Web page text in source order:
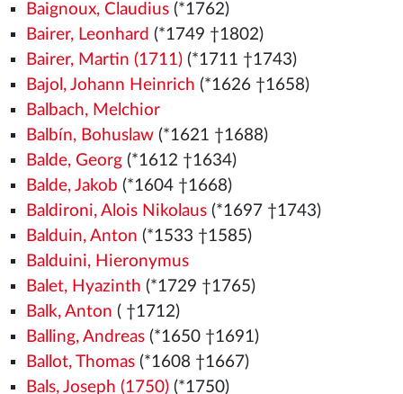
Baignoux, Claudius(*1762)
Bairer, Leonhard (*1749 †1802)
Bairer, Martin (1711)(*1711 †1743)
Bajol, Johann Heinrich (*1626 †1658)
Balbach, Melchior
Balbín, Bohuslaw(*1621 †1688)
Balde, Georg(*1612 †1634)
Balde, Jakob (*1604 †1668)
Baldironi, Alois Nikolaus(*1697 †1743)
Balduin, Anton (*1533 †1585)
Balduini, Hieronymus
Balet, Hyazinth (*1729 †1765)
Balk, Anton ( †1712)
Balling, Andreas(*1650 †1691)
Ballot, Thomas(*1608 †1667)
Bals, Joseph (1750)(*1750)